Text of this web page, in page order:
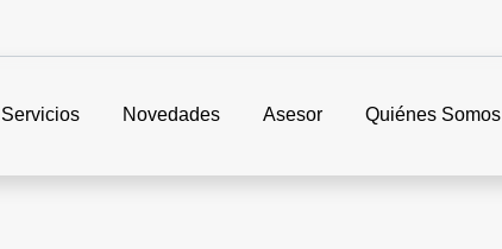
Servicios Novedades Asesor Quiénes Somos